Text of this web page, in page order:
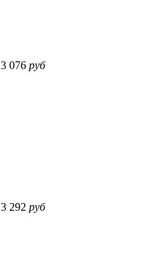
3 076 руб
3 292 руб